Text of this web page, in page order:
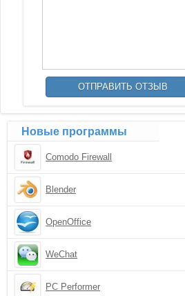
Новые программы
Comodo Firewall
Blender
OpenOffice
WeChat
PC Performer